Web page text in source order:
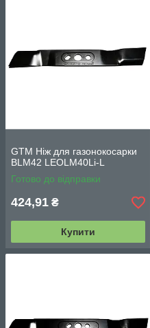
GTM Ніж для газонокосарки
BLM42 LEOLM40Li-L
Готово до відправки
424,91 ₴
Купити